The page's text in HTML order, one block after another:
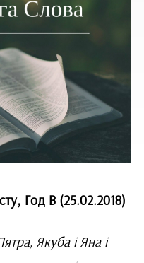
Год В (25.02.2018)
Якуба і Яна і